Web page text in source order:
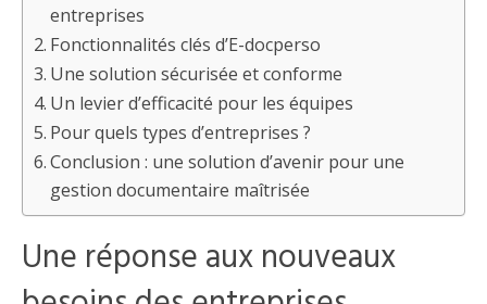
entreprises
Fonctionnalités clés d’E-docperso
Une solution sécurisée et conforme
Un levier d’efficacité pour les équipes
Pour quels types d’entreprises ?
Conclusion : une solution d’avenir pour une
gestion documentaire maîtrisée
Une réponse aux nouveaux